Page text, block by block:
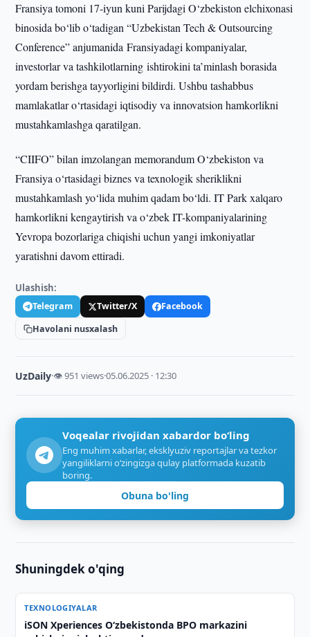
Fransiya tomoni 17-iyun kuni Parijdagi O‘zbekiston elchixonasi
binosida bo‘lib o‘tadigan “Uzbekistan Tech & Outsourcing
Conference” anjumanida Fransiyadagi kompaniyalar,
investorlar va tashkilotlarning ishtirokini ta’minlash borasida
yordam berishga tayyorligini bildirdi. Ushbu tashabbus
mamlakatlar o‘rtasidagi iqtisodiy va innovatsion hamkorlikni
mustahkamlashga qaratilgan.
“CIIFO” bilan imzolangan memorandum O‘zbekiston va
Fransiya o‘rtasidagi biznes va texnologik sheriklikni
mustahkamlash yo‘lida muhim qadam bo‘ldi. IT Park xalqaro
hamkorlikni kengaytirish va o‘zbek IT-kompaniyalarining
Yevropa bozorlariga chiqishi uchun yangi imkoniyatlar
yaratishni davom ettiradi.
Ulashish:
Telegram Twitter/X
Facebook
Havolani nusxalash
UzDaily·👁 951 views·05.06.2025 · 12:30
Voqealar rivojidan xabardor bo‘ling
Eng muhim xabarlar, eksklyuziv reportajlar va tezkor
yangiliklarni o‘zingizga qulay platformada kuzatib
boring.
Obuna bo'ling
Shuningdek o'qing
TEXNOLOGIYALAR
iSON Xperiences Oʻzbekistonda BPO markazini